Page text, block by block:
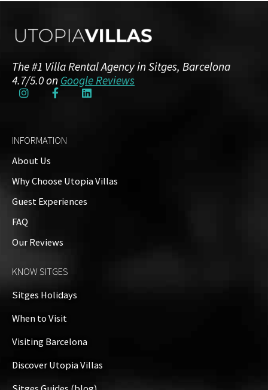
The #1 Villa Rental Agency in Sitges, Barcelona
4.7/5.0 on Google Reviews
INFORMATION
About Us
Why Choose Utopia Villas
Guest Experiences
FAQ
Our Reviews
KNOW SITGES
Sitges Holidays
When to Visit
Visiting Barcelona
Discover Utopia Villas